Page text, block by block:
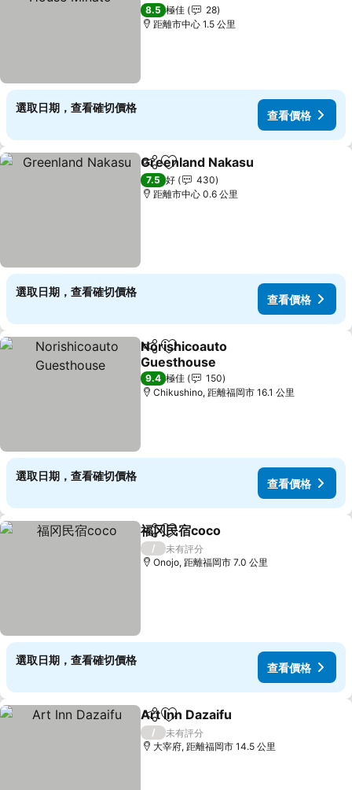
查看價格
8.5 極佳
28
距離市中心 1.5 公里
選取日期，查看確切價格
查看價格
分享 放到收藏夾
Greenland Nakasu
7.5 好
430
距離市中心 0.6 公里
選取日期，查看確切價格
查看價格
分享 放到收藏夾
Norishicoauto
Guesthouse
查看價格
9.4 極佳
150
Chikushino, 距離福岡市 16.1 公里
選取日期，查看確切價格
查看價格
分享 放到收藏夾
福冈民宿coco
/
未有評分
Onojo, 距離福岡市 7.0 公里
選取日期，查看確切價格
查看價格
分享 放到收藏夾
Art Inn Dazaifu
/
未有評分
大宰府, 距離福岡市 14.5 公里